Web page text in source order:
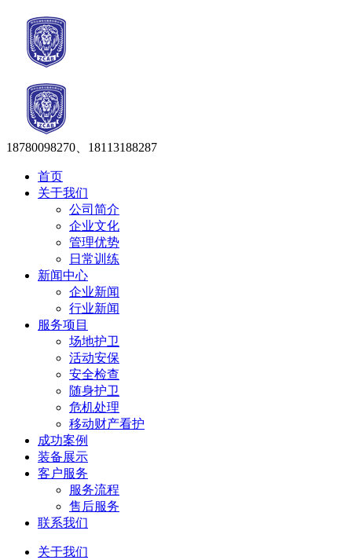
18780098270、18113188287
首页
关于我们
公司简介
企业文化
管理优势
日常训练
新闻中心
企业新闻
行业新闻
服务项目
场地护卫
活动安保
安全检查
随身护卫
危机处理
移动财产看护
成功案例
装备展示
客户服务
服务流程
售后服务
联系我们
关于我们